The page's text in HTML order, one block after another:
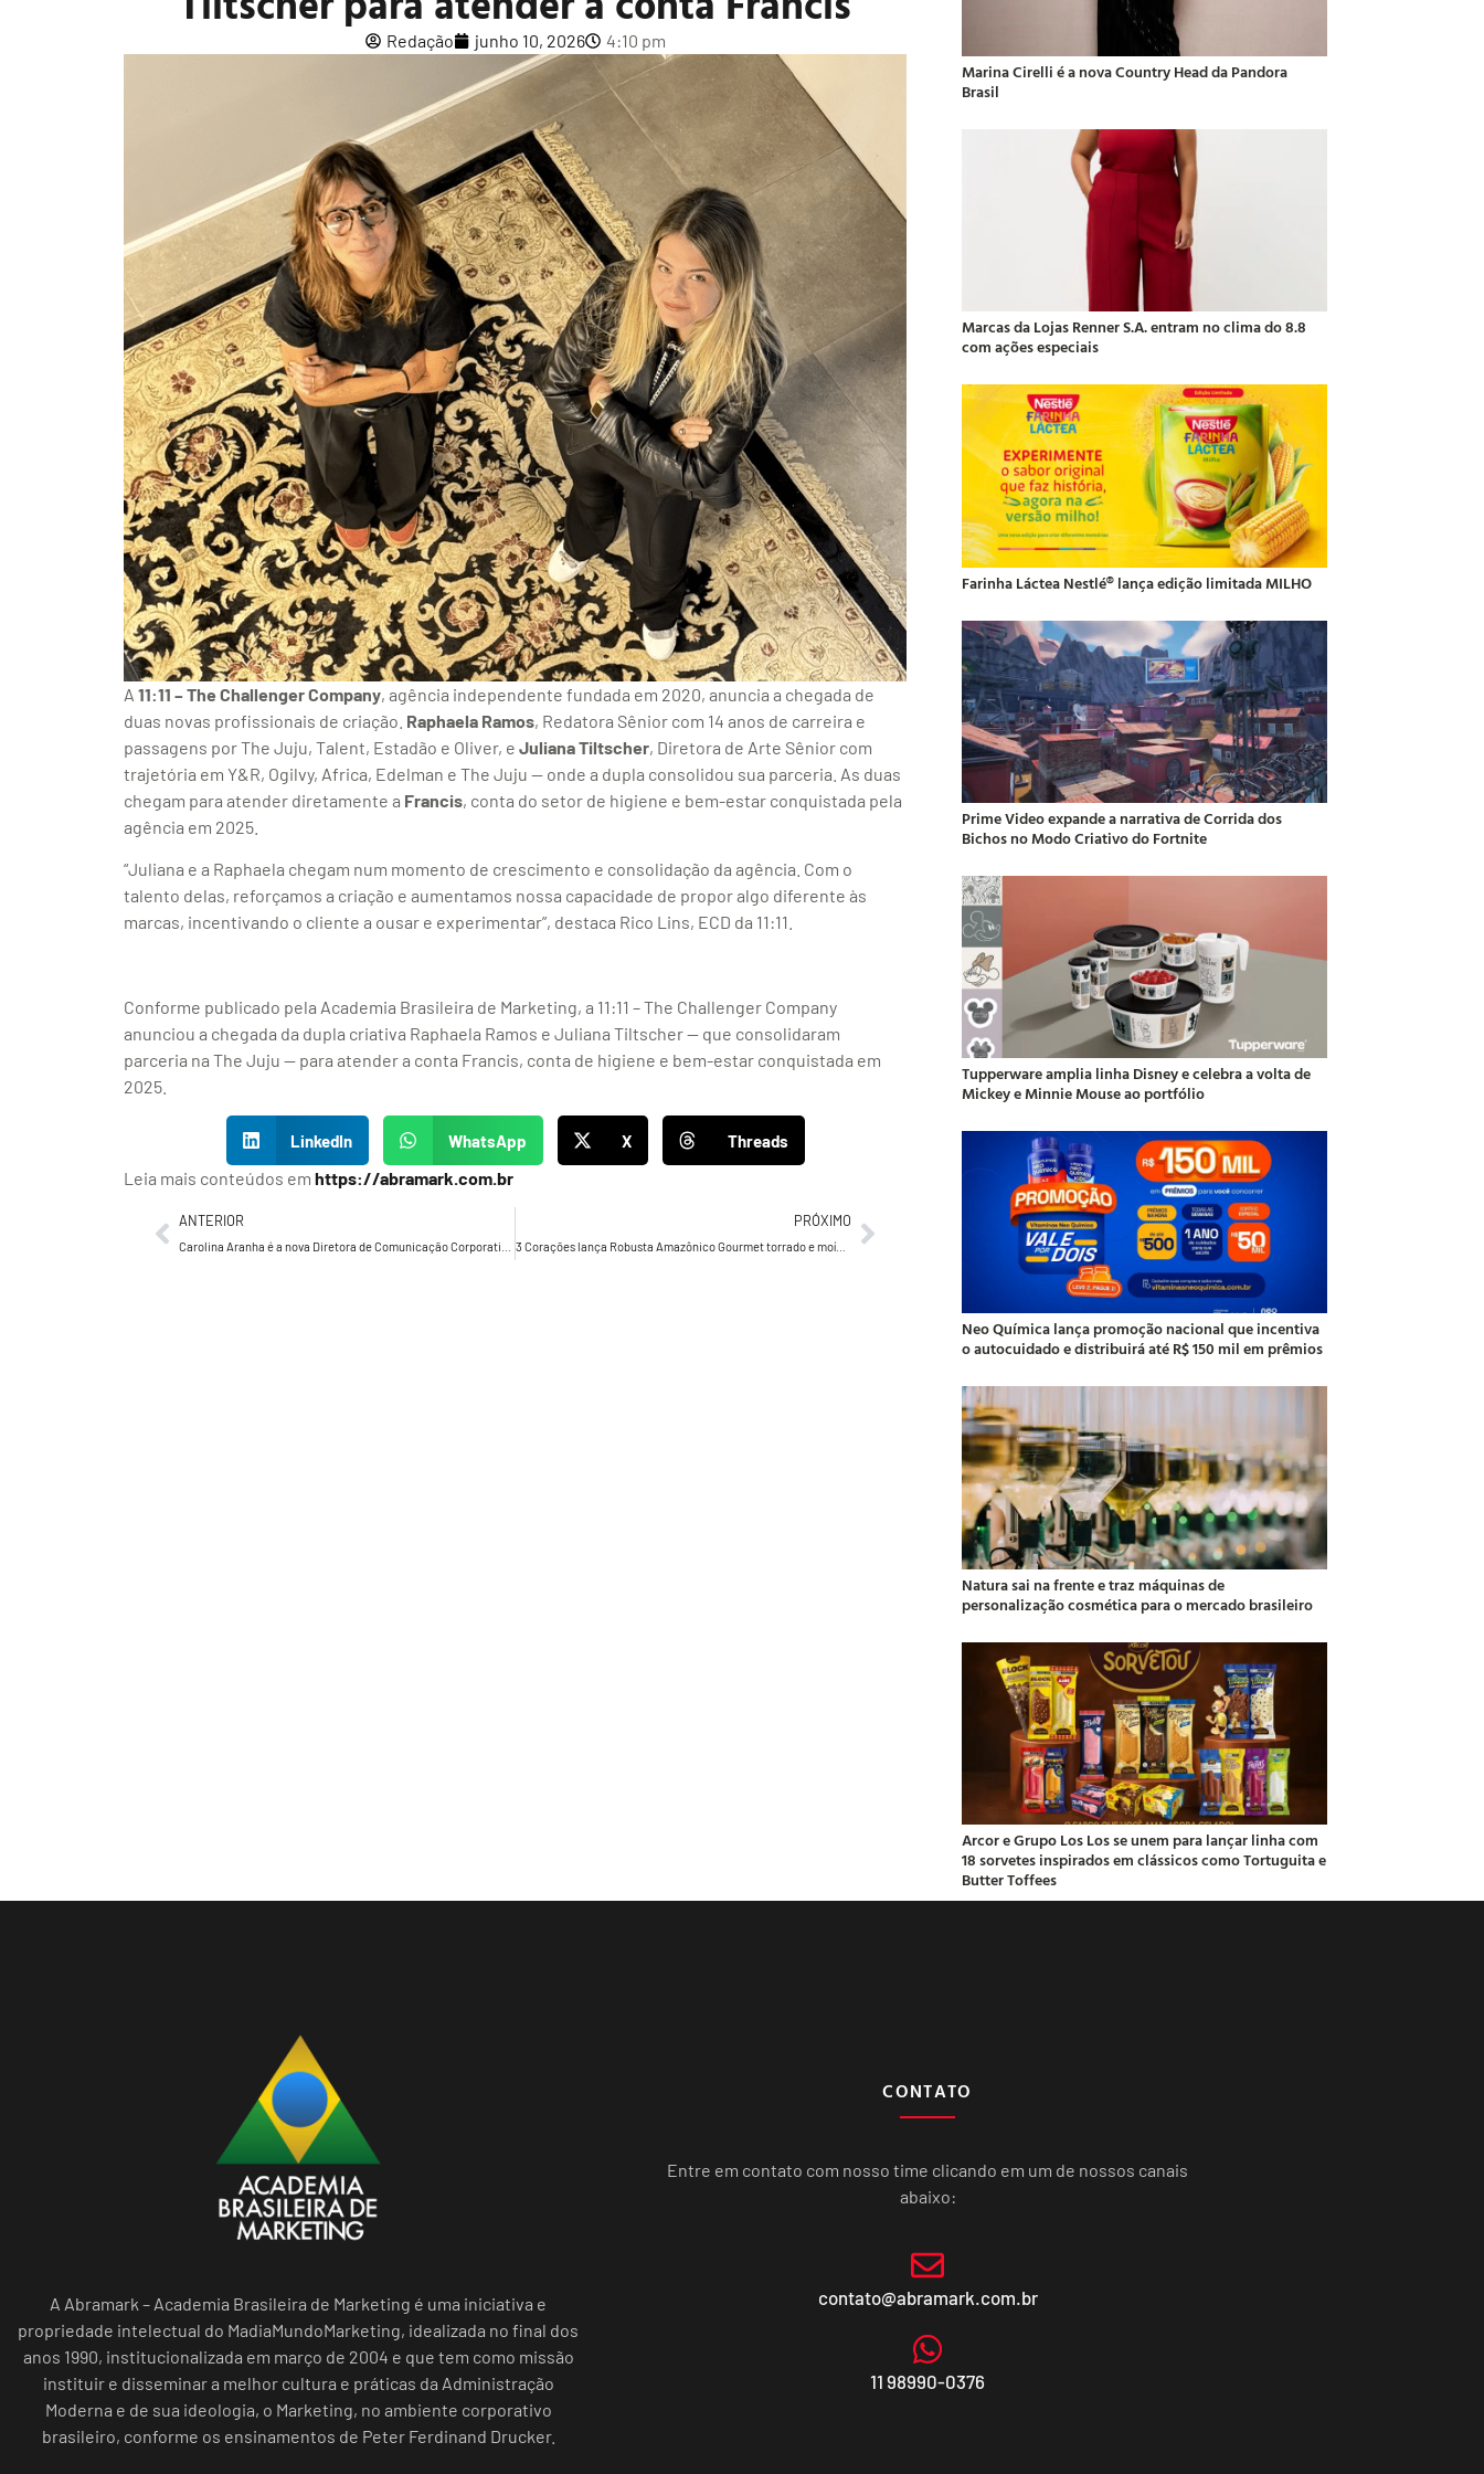
Redação junho 10, 2026 4:10 pm
A 11:11 – The Challenger Company, agência independente fundada em 2020, anuncia a chegada de
duas novas profissionais de criação. Raphaela Ramos, Redatora Sênior com 14 anos de carreira e
passagens por The Juju, Talent, Estadão e Oliver, e Juliana Tiltscher, Diretora de Arte Sênior com
trajetória em Y&R, Ogilvy, Africa, Edelman e The Juju — onde a dupla consolidou sua parceria. As duas
chegam para atender diretamente a Francis, conta do setor de higiene e bem-estar conquistada pela
agência em 2025.
“Juliana e a Raphaela chegam num momento de crescimento e consolidação da agência. Com o
talento delas, reforçamos a criação e aumentamos nossa capacidade de propor algo diferente às
marcas, incentivando o cliente a ousar e experimentar”, destaca Rico Lins, ECD da 11:11.
Conforme publicado pela Academia Brasileira de Marketing, a 11:11 – The Challenger Company
anunciou a chegada da dupla criativa Raphaela Ramos e Juliana Tiltscher — que consolidaram
parceria na The Juju — para atender a conta Francis, conta de higiene e bem-estar conquistada em
2025.
LinkedIn WhatsApp X Threads
Leia mais conteúdos em https://abramark.com.br
ANTERIOR PRÓXIMO
Marina Cirelli é a nova Country Head da Pandora
Brasil
Marcas da Lojas Renner S.A. entram no clima do 8.8
com ações especiais
Farinha Láctea Nestlé® lança edição limitada MILHO
Prime Video expande a narrativa de Corrida dos
Bichos no Modo Criativo do Fortnite
Tupperware amplia linha Disney e celebra a volta de
Mickey e Minnie Mouse ao portfólio
Neo Química lança promoção nacional que incentiva
o autocuidado e distribuirá até R$ 150 mil em prêmios
Natura sai na frente e traz máquinas de
personalização cosmética para o mercado brasileiro
Arcor e Grupo Los Los se unem para lançar linha com
18 sorvetes inspirados em clássicos como Tortuguita e
Butter Toffees
A Abramark – Academia Brasileira de Marketing é uma iniciativa e
propriedade intelectual do MadiaMundoMarketing, idealizada no final dos
anos 1990, institucionalizada em março de 2004 e que tem como missão
instituir e disseminar a melhor cultura e práticas da Administração
Moderna e de sua ideologia, o Marketing, no ambiente corporativo
brasileiro, conforme os ensinamentos de Peter Ferdinand Drucker.
CONTATO
Entre em contato com nosso time clicando em um de nossos canais
abaixo:
contato@abramark.com.br
11 98990-0376